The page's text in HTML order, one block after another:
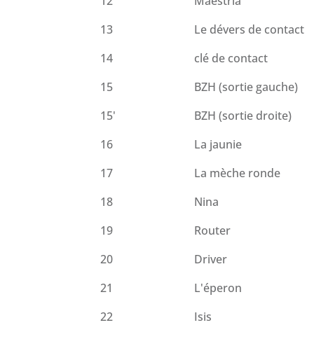
13
Le dévers de contact
14
clé de contact
15
BZH (sortie gauche)
15'
BZH (sortie droite)
16
La jaunie
17
La mèche ronde
18
Nina
19
Router
20
Driver
21
L'éperon
22
Isis